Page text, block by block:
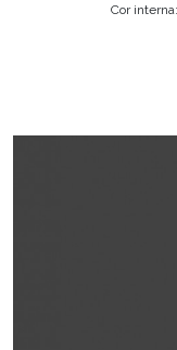
Cor